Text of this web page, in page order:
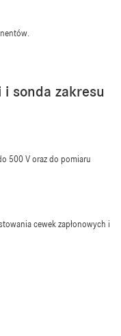
i sonda zakresu
500 V oraz do pomiaru
cewek zapłonowych i